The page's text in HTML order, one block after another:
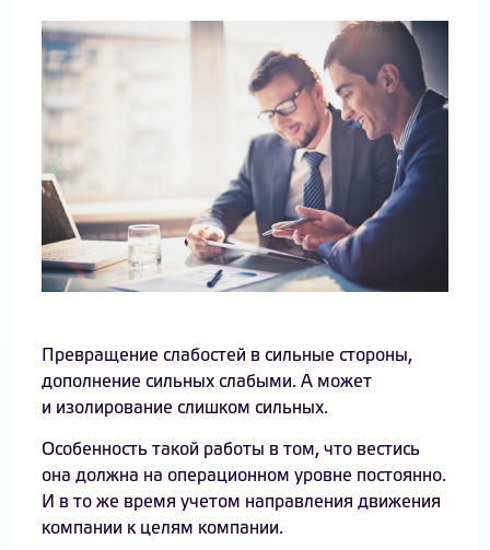
Превращение слабостей в сильные стороны,
дополнение сильных слабыми. А может
и изолирование слишком сильных.
Особенность такой работы в том, что вестись
она должна на операционном уровне постоянно.
И в то же время учетом направления движения
компании к целям компании.